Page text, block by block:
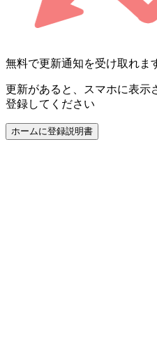
無料で更新通知を受け取れま
更新があると、スマホに表示
登録してください
ホームに登録説明書